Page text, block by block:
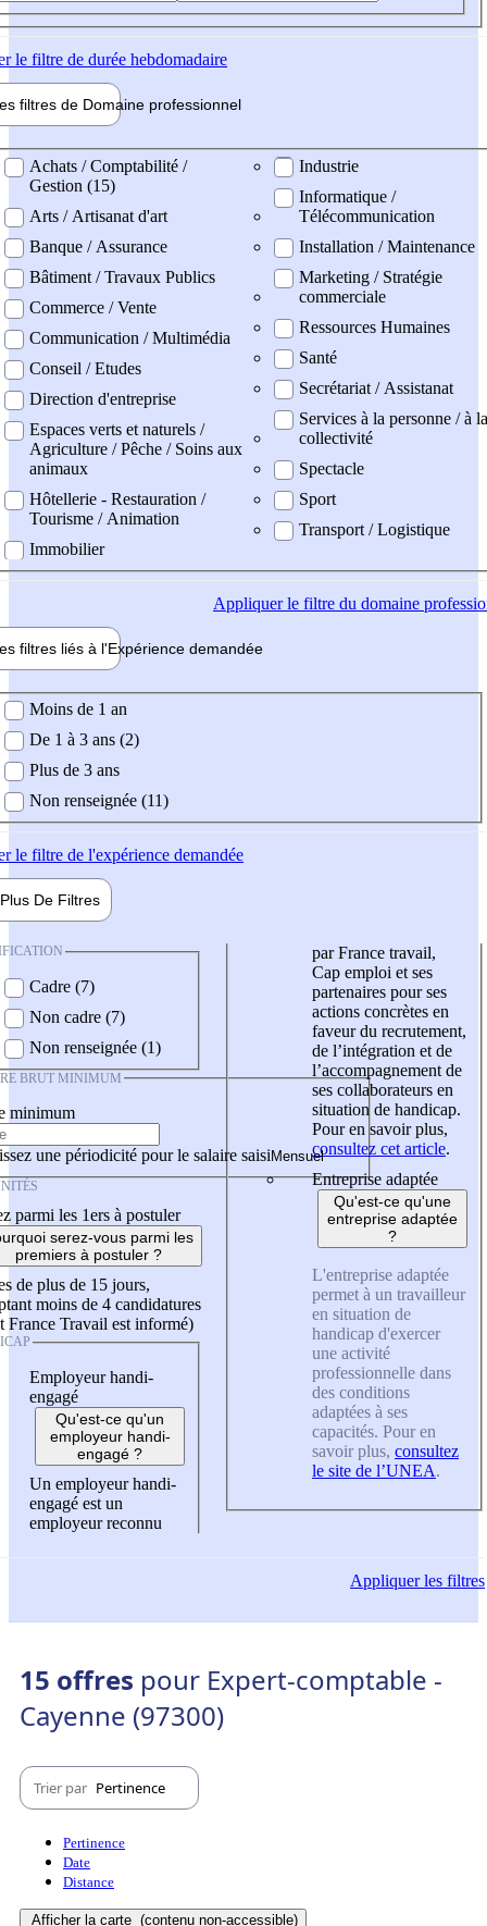
le filtre de durée hebdomadaire
filtres de Domaine professionnel
professionel
Achats / Comptabilité /
Gestion (15)
Arts / Artisanat d'art
Banque / Assurance
Bâtiment / Travaux Publics
Commerce / Vente
Communication / Multimédia
Conseil / Etudes
Direction d'entreprise
Espaces verts et naturels /
Agriculture / Pêche / Soins aux
animaux
Hôtellerie - Restauration /
Tourisme / Animation
Immobilier
Industrie
Informatique /
Télécommunication
Installation / Maintenance
Marketing / Stratégie
commerciale
Ressources Humaines
Santé
Secrétariat / Assistanat
Services à la personne / à la
collectivité
Spectacle
Sport
Transport / Logistique
Appliquerle filtre du domaine
filtres liés à l'Expérience demandée
demandée
Moins de 1 an
De 1 à 3 ans (2)
Plus de 3 ans
Non renseignée (11)
le filtre de l'expérience demandée
Plus De Filtres
Cadre (7)
Non cadre (7)
Non renseignée (1)
BRUT MINIMUM
minimum
une périodicité pour le salaire saisi
parmi les 1ers à postuler
serez-vous parmi les
premiers à postuler ?
de plus de 15 jours,
moins de 4 candidatures
France Travail est informé)
Employeur handi-
engagé
Qu'est-ce qu'un
employeur handi-
engagé ?
Un employeur handi-
engagé est un
employeur reconnu
par France travail,
Cap emploi et ses
partenaires pour ses
actions concrètes en
faveur du recrutement,
de l’intégration et de
l’accompagnement de
ses collaborateurs en
situation de handicap.
Pour en savoir plus,
consultez cet article.
Entreprise adaptée
Qu'est-ce qu'une
entreprise adaptée
?
L'entreprise adaptée
permet à un travailleur
en situation de
handicap d'exercer
une activité
professionnelle dans
des conditions
adaptées à ses
capacités. Pour en
savoir plus, consultez
le site de l’UNEA.
Appliquerles filtres
15 offres pour Expert-comptable -
Cayenne (97300)
Trier par Pertinence
Pertinence
Date
Distance
Afficher la carte (contenu non-accessible)